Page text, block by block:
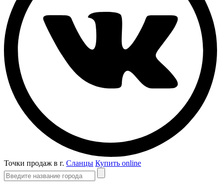
Точки продаж в г. Сланцы Купить online